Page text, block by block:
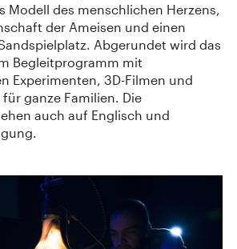
Modell des menschlichen Herzens,
der Ameisen und einen
Abgerundet wird das
Begleitprogramm mit
Experimenten, 3D-Filmen und
ganze Familien. Die
auch auf Englisch und